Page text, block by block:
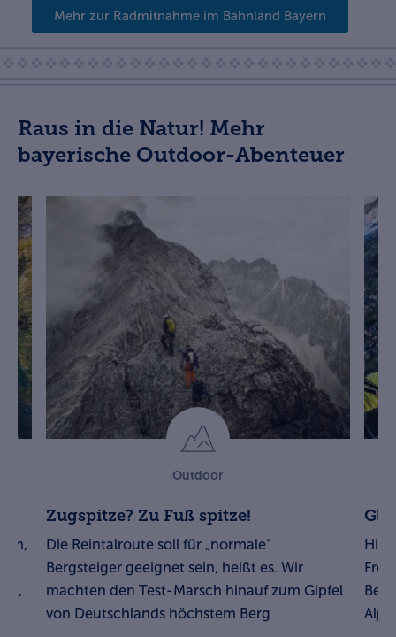
Mehr zur Radmitnahme im Bahnland Bayern
Raus in die Natur! Mehr
bayerische Outdoor-Abenteuer
Outdoor
Zugspitze? Zu Fuß spitze!
Die Reintalroute soll für „normale“
Bergsteiger geeignet sein, heißt es. Wir
machten den Test-Marsch hinauf zum Gipfel
von Deutschlands höchstem Berg